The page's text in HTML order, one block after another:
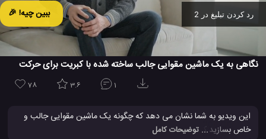
ببین چیه! 🎉 رد کردن تبلیغ در 2
نگاهی به یک ماشین مقوایی جالب ساخته شده با کبریت برای حرکت
78 3.6 1
این ویدیو به شما نشان می دهد که چگونه یک ماشین مقوایی جالب و
خاص بسازید که از طریق سوختن نخ های کبریت شروع به حرکت می
... توضیحات کامل